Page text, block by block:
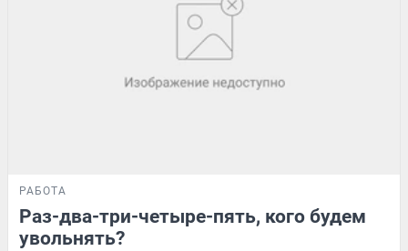
РАБОТА
Раз-два-три-четыре-пять, кого будем
увольнять?